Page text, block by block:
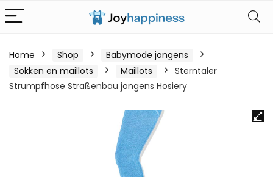
Home Shop
Babymode jongens
Sokken en maillots
Maillots
Sterntaler
Strumpfhose Straßenbau jongens Hosiery